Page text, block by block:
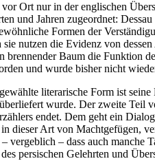
Ort nur in der englischen
und Jahren zugeordnet:
Formen der
nutzen die Evidenz von
brennender Baum die Funktion
und wurde bisher nicht
literarische Form ist
wurde. Der zweite Teil
endet. Dem geht ein
dieser Art von Machtgefügen,
– dass auch manche
persischen Gelehrten und